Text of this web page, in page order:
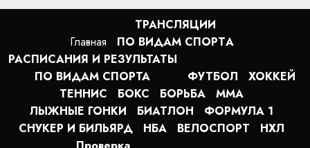
17:01 09.08.2026
Главная
ТРАНСЛЯЦИИ
ПО ВИДАМ СПОРТA
РАСПИСАНИЯ И РЕЗУЛЬТАТЫ
ПО ВИДАМ СПОРТА
ФУТБОЛ
ХОККЕЙ
ТЕННИС
БОКС БОРЬБА
MMA
ЛЫЖНЫЕ ГОНКИ
БИАТЛОН
ФОРМУЛА 1
СНУКЕР И БИЛЬЯРД
НБА ВЕЛОСПОРТ
НХЛ